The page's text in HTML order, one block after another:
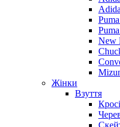
New
Жінки
Взуття